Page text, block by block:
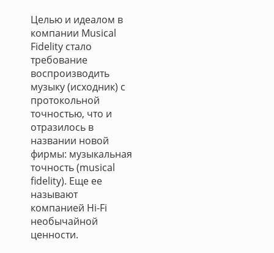
Целью и идеалом в
компании Musical
Fidelity стало
требование
воспроизводить
музыку (исходник) с
протокольной
точностью, что и
отразилось в
названии новой
фирмы: музыкальная
точность (musical
fidelity). Еще ее
называют
компанией Hi-Fi
необычайной
ценности.